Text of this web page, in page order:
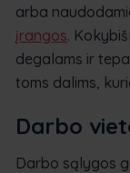
arba
įrangos.
degalams ir
toms dalims,
Darbo
Darbo sąlygos